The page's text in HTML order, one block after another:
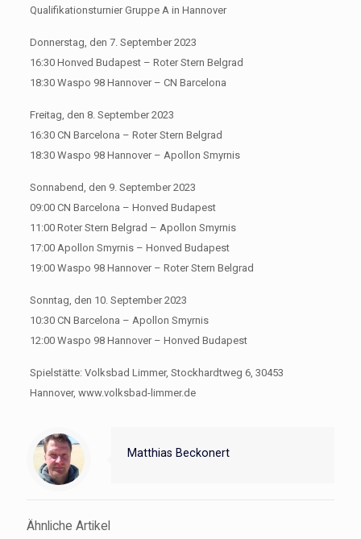
Qualifikationsturnier Gruppe A in Hannover
Donnerstag, den 7. September 2023
16:30 Honved Budapest – Roter Stern Belgrad
18:30 Waspo 98 Hannover – CN Barcelona
Freitag, den 8. September 2023
16:30 CN Barcelona – Roter Stern Belgrad
18:30 Waspo 98 Hannover – Apollon Smyrnis
Sonnabend, den 9. September 2023
09:00 CN Barcelona – Honved Budapest
11:00 Roter Stern Belgrad – Apollon Smyrnis
17:00 Apollon Smyrnis – Honved Budapest
19:00 Waspo 98 Hannover – Roter Stern Belgrad
Sonntag, den 10. September 2023
10:30 CN Barcelona – Apollon Smyrnis
12:00 Waspo 98 Hannover – Honved Budapest
Spielstätte: Volksbad Limmer, Stockhardtweg 6, 30453
Hannover, www.volksbad-limmer.de
Matthias Beckonert
Ähnliche Artikel